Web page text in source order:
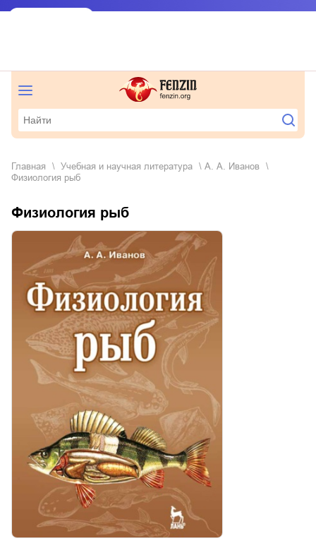
Главная учебная и научная литература
А. А. Иванов
Физиология рыб
Физиология рыб